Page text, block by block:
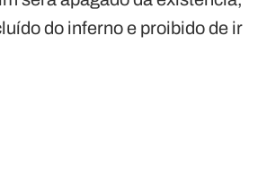
do inferno e proibido de ir